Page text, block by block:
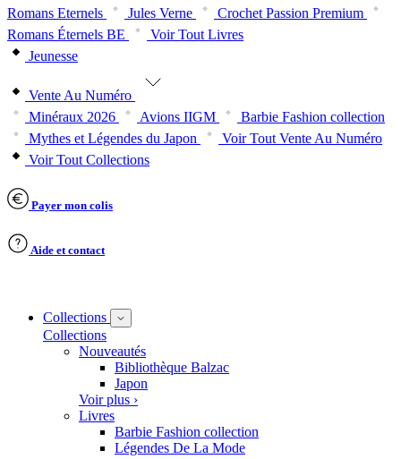
Romans Eternels
Jules Verne
Crochet Passion Premium
Romans Éternels BE
Voir Tout Livres
Jeunesse
Vente Au Numéro
Minéraux 2026
Avions IIGM
Barbie Fashion collection
Mythes et Légendes du Japon
Voir Tout Vente Au Numéro
Voir Tout Collections
Payer mon colis
Aide et contact
Collections
Collections
Nouveautés
Bibliothèque Balzac
Japon
Voir plus ›
Livres
Barbie Fashion collection
Légendes De La Mode